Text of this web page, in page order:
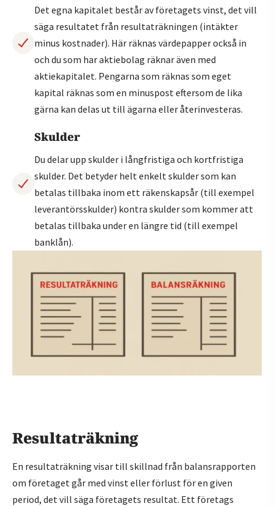
Det egna kapitalet består av företagets vinst, det vill
säga resultatet från resultaträkningen (intäkter
minus kostnader). Här räknas värdepapper också in
och du som har aktiebolag räknar även med
aktiekapitalet. Pengarna som räknas som eget
kapital räknas som en minuspost eftersom de lika
gärna kan delas ut till ägarna eller återinvesteras.
Skulder
Du delar upp skulder i långfristiga och kortfristiga
skulder. Det betyder helt enkelt skulder som kan
betalas tillbaka inom ett räkenskapsår (till exempel
leverantörsskulder) kontra skulder som kommer att
betalas tillbaka under en längre tid (till exempel
banklån).
Resultaträkning
En resultaträkning visar till skillnad från balansrapporten
om företaget går med vinst eller förlust för en given
period, det vill säga företagets resultat. Ett företags